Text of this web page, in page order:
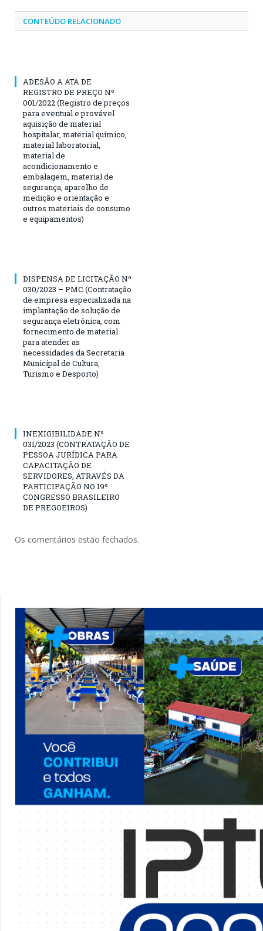
CONTEÚDO RELACIONADO
ADESÃO A ATA DE
REGISTRO DE PREÇO Nº
001/2022 (Registro de preços
para eventual e provável
aquisição de material
hospitalar, material químico,
material laboratorial,
material de
acondicionamento e
embalagem, material de
segurança, aparelho de
medição e orientação e
outros materiais de consumo
e equipamentos)
DISPENSA DE LICITAÇÃO Nº
030/2023 – PMC (Contratação
de empresa especializada na
implantação de solução de
segurança eletrônica, com
fornecimento de material
para atender as
necessidades da Secretaria
Municipal de Cultura,
Turismo e Desporto)
INEXIGIBILIDADE Nº
031/2023 (CONTRATAÇÃO DE
PESSOA JURÍDICA PARA
CAPACITAÇÃO DE
SERVIDORES, ATRAVÉS DA
PARTICIPAÇÃO NO 19º
CONGRESSO BRASILEIRO
DE PREGOEIROS)
Os comentários estão fechados.